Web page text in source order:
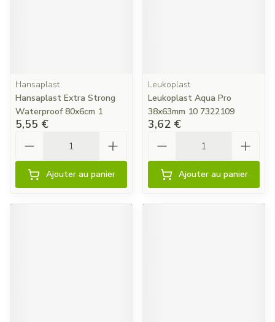
Hansaplast
Hansaplast Extra Strong
Waterproof 80x6cm 1
5,55 €
Ajouter au panier
Leukoplast
Leukoplast Aqua Pro
38x63mm 10 7322109
3,62 €
Ajouter au panier